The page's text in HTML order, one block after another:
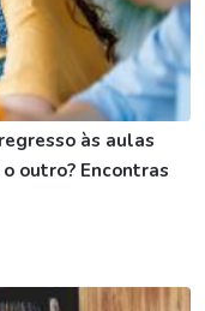
às aulas
outro? Encontras